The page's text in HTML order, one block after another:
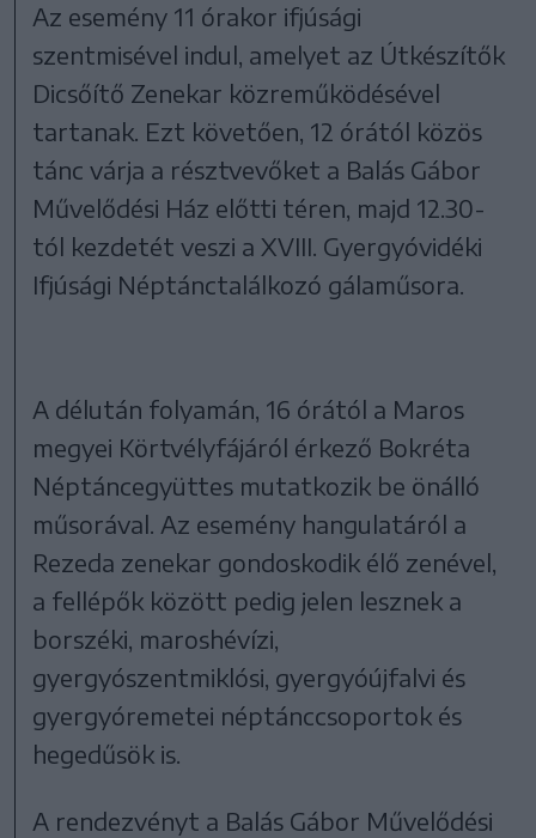
Az esemény 11 órakor ifjúsági
szentmisével indul, amelyet az Útkészítők
Dicsőítő Zenekar közreműködésével
tartanak. Ezt követően, 12 órától közös
tánc várja a résztvevőket a Balás Gábor
Művelődési Ház előtti téren, majd 12.30-
tól kezdetét veszi a XVIII. Gyergyóvidéki
Ifjúsági Néptánctalálkozó gálaműsora.
A délután folyamán, 16 órától a Maros
megyei Körtvélyfájáról érkező Bokréta
Néptáncegyüttes mutatkozik be önálló
műsorával. Az esemény hangulatáról a
Rezeda zenekar gondoskodik élő zenével,
a fellépők között pedig jelen lesznek a
borszéki, maroshévízi,
gyergyószentmiklósi, gyergyóújfalvi és
gyergyóremetei néptánccsoportok és
hegedűsök is.
A rendezvényt a Balás Gábor Művelődési